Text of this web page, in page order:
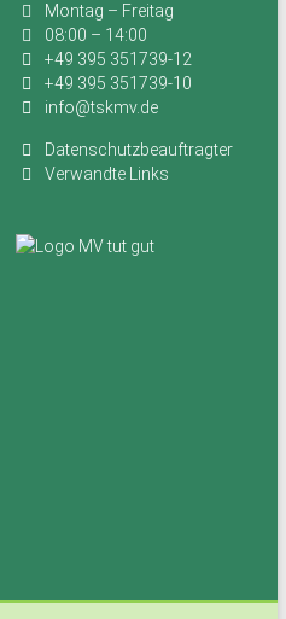
Montag – Freitag
08:00 – 14:00
+49 395 351739-12
+49 395 351739-10
info@tskmv.de
Datenschutzbeauftragter
Verwandte Links